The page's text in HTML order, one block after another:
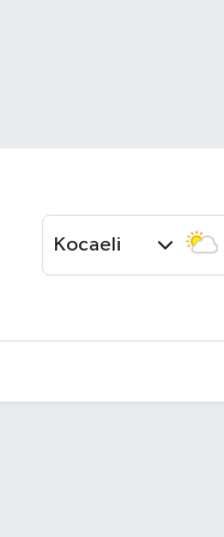
Kocaeli